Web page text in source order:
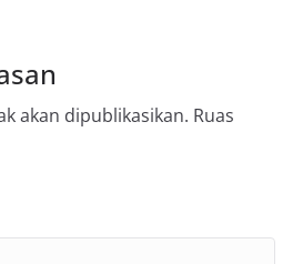
akan dipublikasikan. Ruas